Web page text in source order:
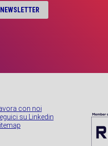
con noi
su Linkedin